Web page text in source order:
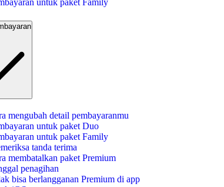
untuk paket Family
mengubah detail pembayaranmu
untuk paket Duo
untuk paket Family
tanda terima
membatalkan paket Premium
penagihan
bisa berlangganan Premium di app